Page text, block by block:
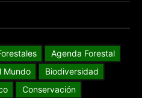
Agenda Forestal
Mundo
Biodiversidad
Conservación